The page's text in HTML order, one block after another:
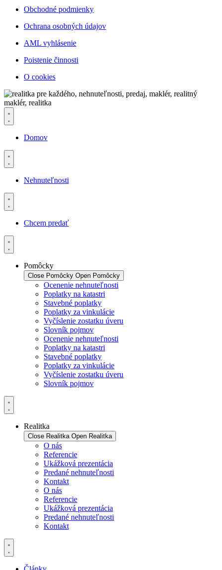
Obchodné podmienky
Ochrana osobných údajov
AML vyhlásenie
Poistenie činnosti
O cookies
Domov
Nehnuteľnosti
Chcem predať
Pomôcky
Close Pomôcky Open Pomôcky
Ocenenie nehnuteľnosti
Poplatky na katastri
Stavebné poplatky
Poplatky za vinkulácie
Vyčíslenie zostatku úveru
Slovník pojmov
Ocenenie nehnuteľnosti
Poplatky na katastri
Stavebné poplatky
Poplatky za vinkulácie
Vyčíslenie zostatku úveru
Slovník pojmov
Realitka
Close Realitka Open Realitka
O nás
Referencie
Ukážková prezentácia
Predané nehnuteľnosti
Kontakt
O nás
Referencie
Ukážková prezentácia
Predané nehnuteľnosti
Kontakt